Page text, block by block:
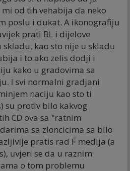
od tih vehabija da neko
poslu i dukat. A ikonografiju
prati BL i dijelove
skladu, kao sto nije u skladu
i to ako zelis dodji i
kako u gradovima sa
I svi normalni gradjani
naciju kao sto ti
su protiv bilo kakvog
CD ova sa "ratnim
sa zloncicima sa bilo
pratis rad F medija (a
uvjeri se da u raznim
o tom problemu